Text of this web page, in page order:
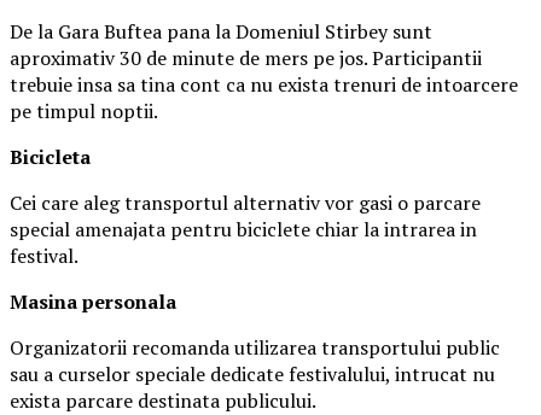
De la Gara Buftea pana la Domeniul Stirbey sunt
aproximativ 30 de minute de mers pe jos. Participantii
trebuie insa sa tina cont ca nu exista trenuri de intoarcere
pe timpul noptii.
Bicicleta
Cei care aleg transportul alternativ vor gasi o parcare
special amenajata pentru biciclete chiar la intrarea in
festival.
Masinapersonala
Organizatorii recomanda utilizarea transportului public
sau a curselor speciale dedicate festivalului, intrucat nu
exista parcare destinata publicului.